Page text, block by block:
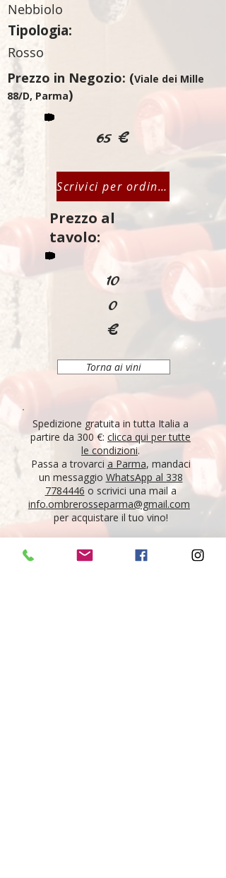
Nebbiolo
Tipologia:
Rosso
Prezzo in Negozio: (Viale dei Mille
88/D, Parma)
65 €
Scrivici per ordinare
Prezzo al
tavolo:
10
0
€
Torna ai vini
Spedizione gratuita in tutta Italia a
partire da 300 €: clicca qui per tutte
le condizioni.
Passa a trovarci a Parma, mandaci
un messaggio WhatsApp al 338
7784446 o scrivici una mail a
info.ombrerosseparma@gmail.com
per acquistare il tuo vino!
"Tutti i vini della nostra cantina derivano da un
lungo percorso di ricerca, iniziato nel 1995 con